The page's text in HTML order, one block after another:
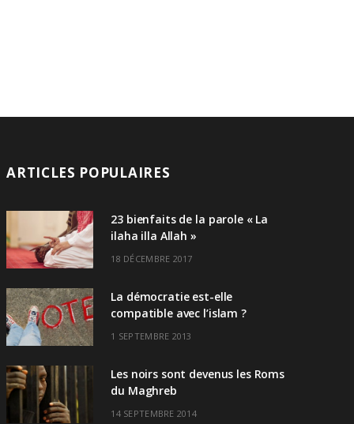
ARTICLES POPULAIRES
23 bienfaits de la parole « La
ilaha illa Allah »
18 DÉCEMBRE 2017
La démocratie est-elle
compatible avec l’islam ?
1 SEPTEMBRE 2013
Les noirs sont devenus les Roms
du Maghreb
14 SEPTEMBRE 2014